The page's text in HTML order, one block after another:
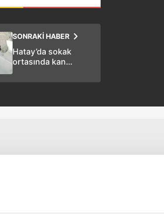
SONRAKİ HABER
Hatay’da sokak
ortasında kan
Dayısını vurup